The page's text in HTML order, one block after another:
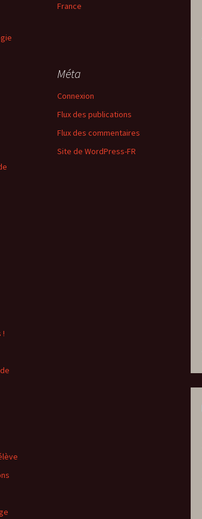
France
!
Méta
Connexion
Flux des publications
Flux des commentaires
Site de WordPress-FR